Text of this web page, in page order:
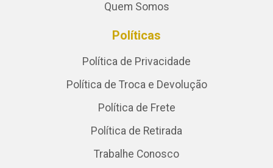
Quem Somos
Políticas
Política de Privacidade
Política de Troca e Devolução
Política de Frete
Política de Retirada
Trabalhe Conosco